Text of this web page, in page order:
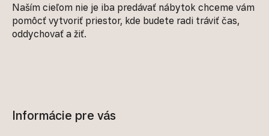
Naším cieľom nie je iba predávať nábytok chceme vám
pomôcť vytvoriť priestor, kde budete radi tráviť čas,
oddychovať a žiť.
Informácie pre vás